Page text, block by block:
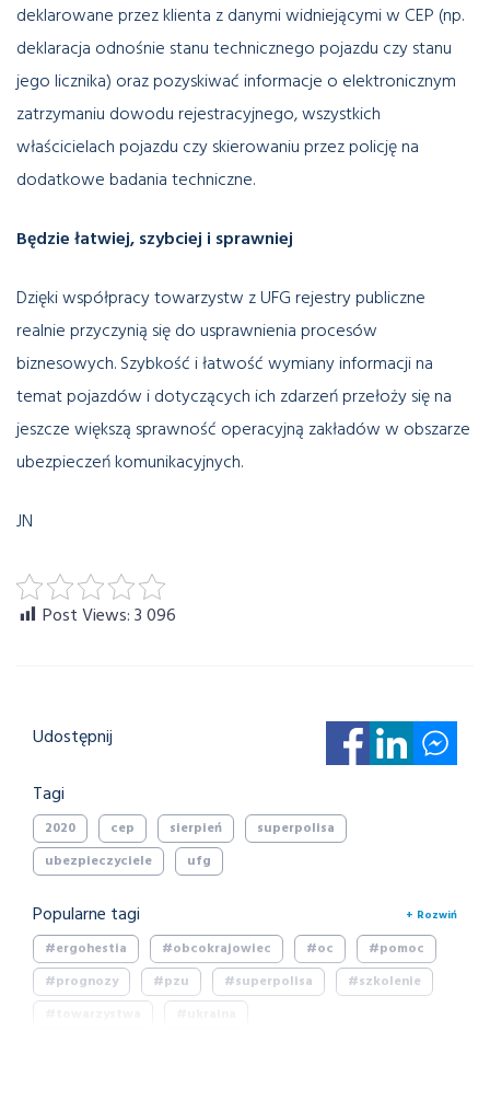
deklarowane przez klienta z danymi widniejącymi w CEP (np.
deklaracja odnośnie stanu technicznego pojazdu czy stanu
jego licznika) oraz pozyskiwać informacje o elektronicznym
zatrzymaniu dowodu rejestracyjnego, wszystkich
właścicielach pojazdu czy skierowaniu przez policję na
dodatkowe badania techniczne.
Będzie łatwiej, szybciej i sprawniej
Dzięki współpracy towarzystw z UFG rejestry publiczne
realnie przyczynią się do usprawnienia procesów
biznesowych. Szybkość i łatwość wymiany informacji na
temat pojazdów i dotyczących ich zdarzeń przełoży się na
jeszcze większą sprawność operacyjną zakładów w obszarze
ubezpieczeń komunikacyjnych.
JN
Post Views:3 096
Udostępnij
Tagi
2020 cep sierpień
superpolisa
ubezpieczyciele
ufg
Popularne tagi + Rozwiń
#ergohestia #obcokrajowiec #oc
#pomoc
#prognozy
#pzu #superpolisa
#szkolenie